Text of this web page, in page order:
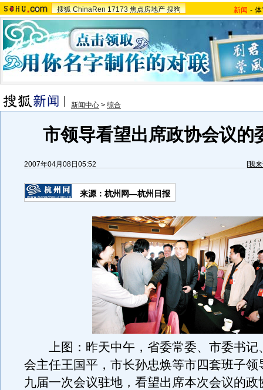
搜狐 ChinaRen 17173 焦点房地产 搜狗 新闻 -
新闻中心 > 综合
市领导看望出席政协会议的
2007年04月08日05:52 [我
来源：杭州网—杭州日报
上图：昨天中午，省委常委、市委书记
会主任王国平，市长孙忠焕等市四套班子领
九届一次会议驻地，看望出席本次会议的政